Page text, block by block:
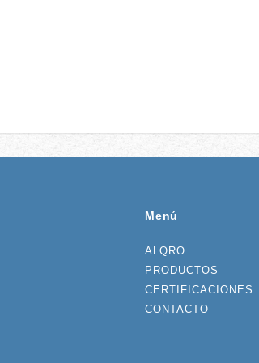
Menú
ALQRO
PRODUCTOS
CERTIFICACIONES
CONTACTO